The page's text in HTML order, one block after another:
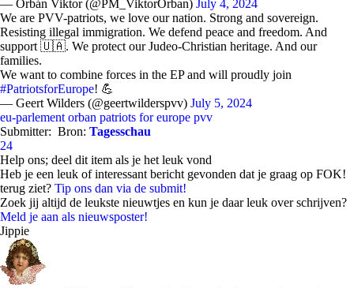
— Orbán Viktor (@PM_ViktorOrban) July 4, 2024
We are PVV-patriots, we love our nation. Strong and sovereign.
Resisting illegal immigration. We defend peace and freedom. And
support 🇺🇦. We protect our Judeo-Christian heritage. And our
families.
We want to combine forces in the EP and will proudly join
#PatriotsforEurope! 💪
— Geert Wilders (@geertwilderspvv) July 5, 2024
eu-parlement orban patriots for europe pvv
Submitter: Bron: Tagesschau
24
Help ons; deel dit item als je het leuk vond
Heb je een leuk of interessant bericht gevonden dat je graag op FOK!
terug ziet? Tip ons dan via de submit!
Zoek jij altijd de leukste nieuwtjes en kun je daar leuk over schrijven?
Meld je aan als nieuwsposter!
Jippie